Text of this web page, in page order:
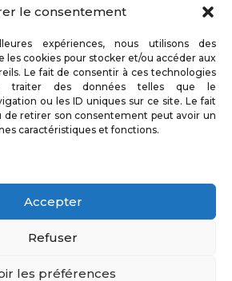
le consentement
expériences, nous utilisons des
les cookies pour stocker et/ou accéder aux
Le fait de consentir à ces technologies
traiter des données telles que le
ou les ID uniques sur ce site. Le fait
de retirer son consentement peut avoir un
caractéristiques et fonctions.
Accepter
Refuser
les préférences
: Ascomedia
en ligne
rendez-vous
des factures
à la maternité
Foy-lès-Lyon recrute !